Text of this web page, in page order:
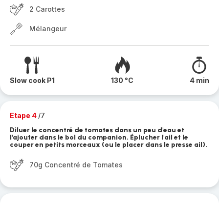
2 Carottes
Mélangeur
Slow cook P1 130 °C 4 min
Etape 4 /7
Diluer le concentré de tomates dans un peu d'eau et
l'ajouter dans le bol du companion. Éplucher l'ail et le
couper en petits morceaux (ou le placer dans le presse ail).
70g Concentré de Tomates